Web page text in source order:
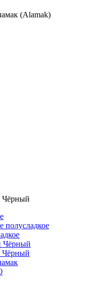
(Alamak)
Чёрный
полусладкое
Чёрный
Чёрный